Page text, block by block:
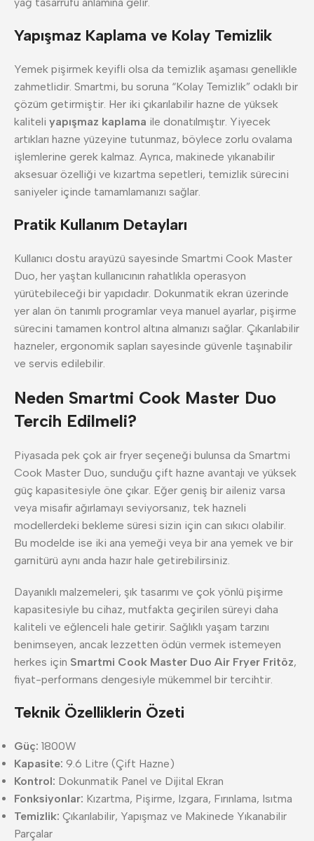
Yapışmaz Kaplama ve Kolay Temizlik
Yemek pişirmek keyifli olsa da temizlik aşaması genellikle
zahmetlidir. Smartmi, bu soruna “Kolay Temizlik” odaklı bir
çözüm getirmiştir. Her iki çıkarılabilir hazne de yüksek
kaliteli yapışmaz kaplama ile donatılmıştır. Yiyecek
artıkları hazne yüzeyine tutunmaz, böylece zorlu ovalama
işlemlerine gerek kalmaz. Ayrıca, makinede yıkanabilir
aksesuar özelliği ve kızartma sepetleri, temizlik sürecini
saniyeler içinde tamamlamanızı sağlar.
Pratik Kullanım Detayları
Kullanıcı dostu arayüzü sayesinde Smartmi Cook Master
Duo, her yaştan kullanıcının rahatlıkla operasyon
yürütebileceği bir yapıdadır. Dokunmatik ekran üzerinde
yer alan ön tanımlı programlar veya manuel ayarlar, pişirme
sürecini tamamen kontrol altına almanızı sağlar. Çıkarılabilir
hazneler, ergonomik sapları sayesinde güvenle taşınabilir
ve servis edilebilir.
Neden Smartmi Cook Master Duo
Tercih Edilmeli?
Piyasada pek çok air fryer seçeneği bulunsa da Smartmi
Cook Master Duo, sunduğu çift hazne avantajı ve yüksek
güç kapasitesiyle öne çıkar. Eğer geniş bir aileniz varsa
veya misafir ağırlamayı seviyorsanız, tek hazneli
modellerdeki bekleme süresi sizin için can sıkıcı olabilir.
Bu modelde ise iki ana yemeği veya bir ana yemek ve bir
garnitürü aynı anda hazır hale getirebilirsiniz.
Dayanıklı malzemeleri, şık tasarımı ve çok yönlü pişirme
kapasitesiyle bu cihaz, mutfakta geçirilen süreyi daha
kaliteli ve eğlenceli hale getirir. Sağlıklı yaşam tarzını
benimseyen, ancak lezzetten ödün vermek istemeyen
herkes için Smartmi Cook Master Duo Air Fryer Fritöz,
fiyat-performans dengesiyle mükemmel bir tercihtir.
Teknik Özelliklerin Özeti
Güç: 1800W
Kapasite: 9.6 Litre (Çift Hazne)
Kontrol: Dokunmatik Panel ve Dijital Ekran
Fonksiyonlar: Kızartma, Pişirme, Izgara, Fırınlama, Isıtma
Temizlik: Çıkarılabilir, Yapışmaz ve Makinede Yıkanabilir
Parçalar